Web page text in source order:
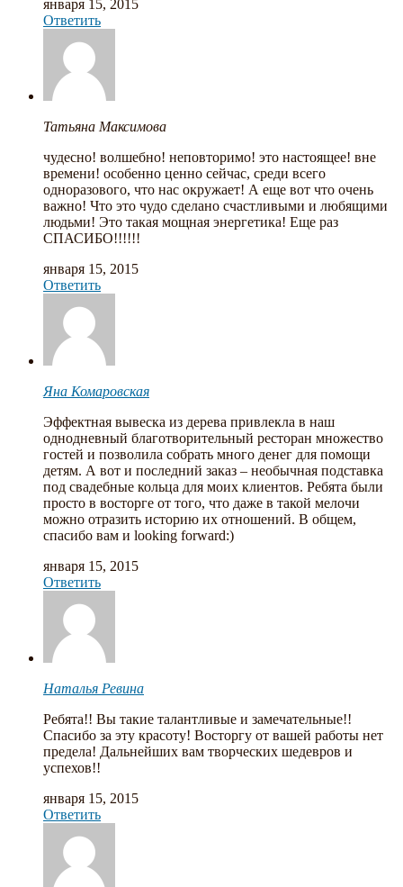
января 15, 2015
Ответить
Татьяна Максимова
чудесно! волшебно! неповторимо! это настоящее! вне
времени! особенно ценно сейчас, среди всего
одноразового, что нас окружает! А еще вот что очень
важно! Что это чудо сделано счастливыми и любящими
людьми! Это такая мощная энергетика! Еще раз
СПАСИБО!!!!!!
января 15, 2015
Ответить
Яна Комаровская
Эффектная вывеска из дерева привлекла в наш
однодневный благотворительный ресторан множество
гостей и позволила собрать много денег для помощи
детям. А вот и последний заказ – необычная подставка
под свадебные кольца для моих клиентов. Ребята были
просто в восторге от того, что даже в такой мелочи
можно отразить историю их отношений. В общем,
спасибо вам и looking forward:)
января 15, 2015
Ответить
Наталья Ревина
Ребята!! Вы такие талантливые и замечательные!!
Спасибо за эту красоту! Восторгу от вашей работы нет
предела! Дальнейших вам творческих шедевров и
успехов!!
января 15, 2015
Ответить